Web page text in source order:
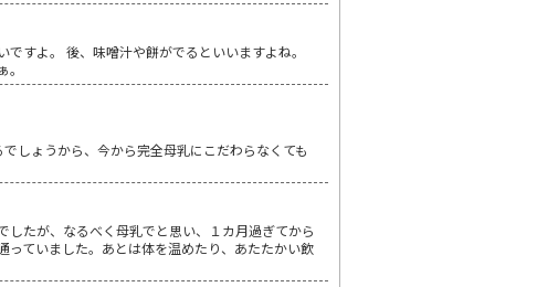
すよ。 後、味噌汁や餅がでるといいますよね。
しょうから、今から完全母乳にこだわらなくても
たが、なるべく母乳でと思い、１カ月過ぎてから
ていました。あとは体を温めたり、あたたかい飲